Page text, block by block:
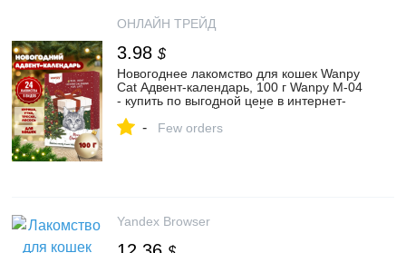
ОНЛАЙН ТРЕЙД
3.98 $
Новогоднее лакомство для кошек Wanpy
Cat Адвент-календарь, 100 г Wanpy M-04
- купить по выгодной цене в интернет-
Петербург
- Few orders
Yandex Browser